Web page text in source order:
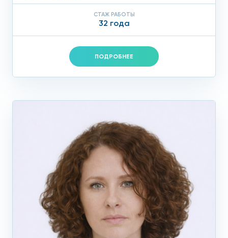
СТАЖ РАБОТЫ
32 года
ПОДРОБНЕЕ